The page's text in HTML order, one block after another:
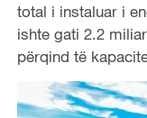
total i instaluar i
ishte gati 2.2
përqind të